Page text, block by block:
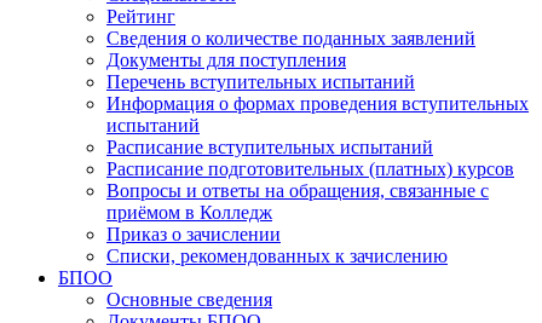
Рейтинг
Сведения о количестве поданных заявлений
Документы для поступления
Перечень вступительных испытаний
Информация о формах проведения вступительных
испытаний
Расписание вступительных испытаний
Расписание подготовительных (платных) курсов
Вопросы и ответы на обращения, связанные с
приёмом в Колледж
Приказ о зачислении
Списки, рекомендованных к зачислению
БПОО
Основные сведения